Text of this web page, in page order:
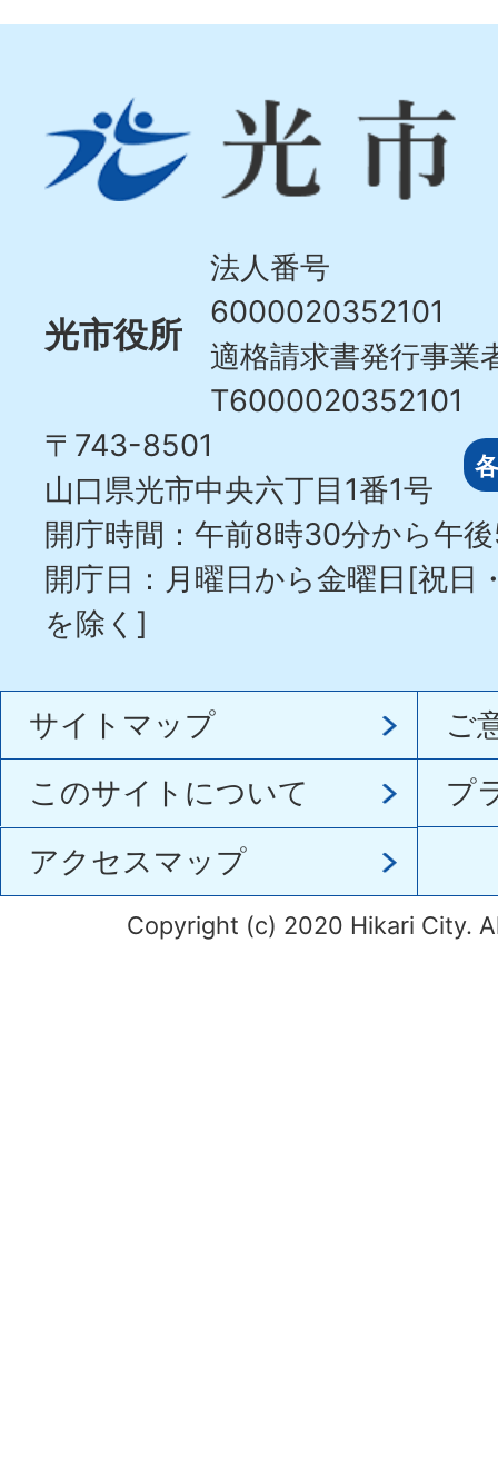
市
Hikari
光市役所
法人番号
6000020352101
適格請求書発行事業
T6000020352101
〒743-8501
山口県光市中央六丁目1番1号
開庁時間：午前8時30分から午
開庁日：月曜日から金曜日[祝日
を除く]
サイトマップ
ご
このサイトについて
プ
アクセスマップ
Copyright (c) 2020 Hikari City.